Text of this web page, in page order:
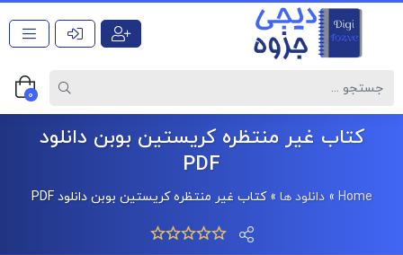
0
کتاب غیر منتظره کریستین بوبن دانلود
PDF
Home
»دانلود ها »کتاب غیر منتظره کریستین بوبن دانلود PDF